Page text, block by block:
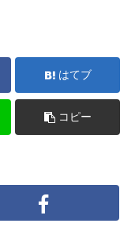
はてブ
コピー